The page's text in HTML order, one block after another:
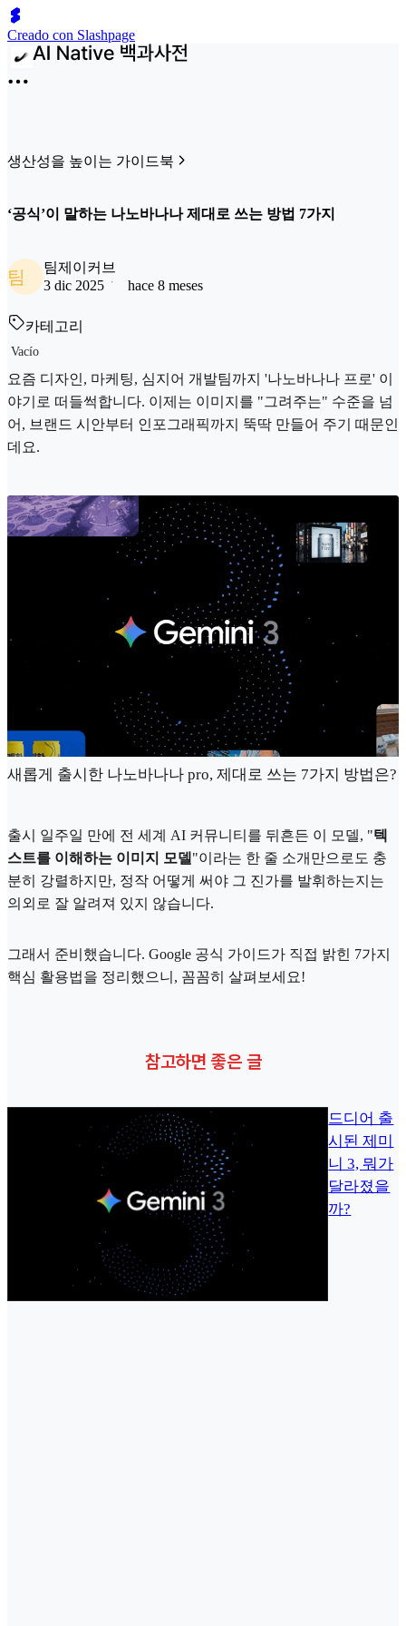
Creado con Slashpage
생산성을 높이는 가이드북
‘공식’이 말하는 나노바나나 제대로 쓰는 방법 7가지
팀
팀제이커브
3 dic 2025
hace 8 meses
카테고리
Vacío
요즘 디자인, 마케팅, 심지어 개발팀까지 '나노바나나 프로' 이
야기로 떠들썩합니다. 이제는 이미지를 "그려주는" 수준을 넘
어, 브랜드 시안부터 인포그래픽까지 뚝딱 만들어 주기 때문인
데요.
새롭게 출시한 나노바나나 pro, 제대로 쓰는 7가지 방법은?
출시 일주일 만에 전 세계 AI 커뮤니티를 뒤흔든 이 모델, "텍
스트를 이해하는 이미지 모델 "이라는 한 줄 소개만으로도 충
분히 강렬하지만, 정작 어떻게 써야 그 진가를 발휘하는지는
의외로 잘 알려져 있지 않습니다.
그래서 준비했습니다. Google 공식 가이드가 직접 밝힌 7가지
핵심 활용법을 정리했으니, 꼼꼼히 살펴보세요!
참고하면 좋은 글
드디어 출
시된 제미
니 3, 뭐가
달라졌을
까?